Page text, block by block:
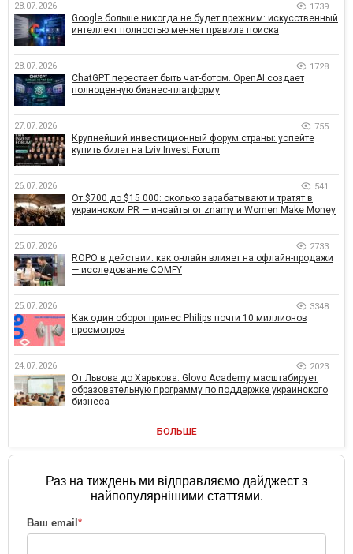
28.07.2026 1739
Google больше никогда не будет прежним: искусственный
интеллект полностью меняет правила поиска
28.07.2026 1728
ChatGPT перестает быть чат-ботом. OpenAI создает
полноценную бизнес-платформу
27.07.2026 755
Крупнейший инвестиционный форум страны: успейте
купить билет на Lviv Invest Forum
26.07.2026 541
От $700 до $15 000: сколько зарабатывают и тратят в
украинском PR — инсайты от znamy и Women Make Money
25.07.2026 2733
ROPO в действии: как онлайн влияет на офлайн-продажи
— исследование COMFY
25.07.2026 3348
Как один оборот принес Philips почти 10 миллионов
просмотров
24.07.2026 2023
От Львова до Харькова: Glovo Academy масштабирует
образовательную программу по поддержке украинского
бизнеса
БОЛЬШЕ
Раз на тиждень ми відправляємо дайджест з
найпопулярнішими статтями.
Ваш email *